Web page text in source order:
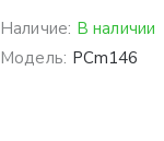
Наличие: В наличии
Модель: PCm146